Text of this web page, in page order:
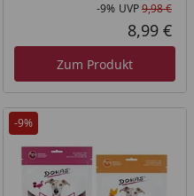
in ProzentPreis
Preis
-9% UVP9,98 €
8,99 €
Zum Produkt
-9%